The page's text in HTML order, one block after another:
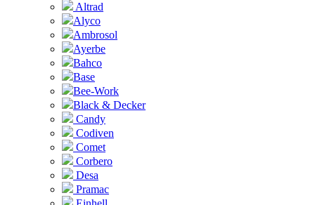
Altrad
Alyco
Ambrosol
Ayerbe
Bahco
Base
Bee-Work
Black & Decker
Candy
Codiven
Comet
Corbero
Desa
Pramac